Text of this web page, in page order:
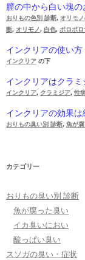
膣の中から白い塊
おりもの色別 診断, オリモ
断, オリモノ, 白色, ポロポロ
インクリアの使い
インクリア の下
インクリアはクラ
インクリア, クラミジア, 性
インクリアの効果
おりもの臭い別 診断, 魚が
カテゴリー
おりもの臭い別 診断
魚が腐った臭い
イカ臭いにおい
酸っぱい臭い
スソガの臭い・症状